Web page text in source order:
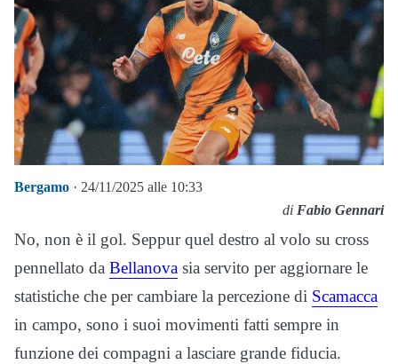
Bergamo · 24/11/2025 alle 10:33
di Fabio Gennari
No, non è il gol. Seppur quel destro al volo su cross
pennellato da Bellanova sia servito per aggiornare le
statistiche che per cambiare la percezione di Scamacca
in campo, sono i suoi movimenti fatti sempre in
funzione dei compagni a lasciare grande fiducia.